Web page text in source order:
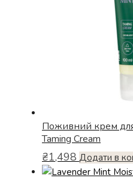
Поживний крем
Taming Cream
₴1,498 Додати в